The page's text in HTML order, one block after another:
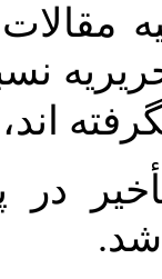
شد.